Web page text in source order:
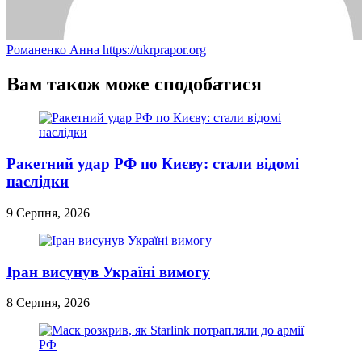
Романенко Анна https://ukrprapor.org
Вам також може сподобатися
Ракетний удар РФ по Києву: стали відомі
наслідки
9 Серпня, 2026
Іран висунув Україні вимогу
8 Серпня, 2026